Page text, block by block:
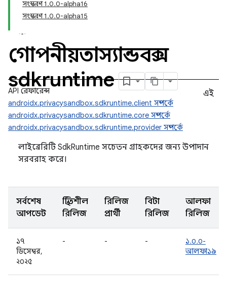
সংস্করণ 1.0.0-alpha16
সংস্করণ 1.0.0-alpha15
গোপনীয়তাস্যান্ডবক্স
sdkruntime
API রেফারেন্স
androidx.privacysandbox.sdkruntime.client সম্পর্কে
androidx.privacysandbox.sdkruntime.core সম্পর্কে
androidx.privacysandbox.sdkruntime.provider সম্পর্কে
এই
লাইব্রেরিটি SdkRuntime সচেতন গ্রাহকদের জন্য উপাদান
সরবরাহ করে।
সর্বশেষ
আপডেট
স্থিতিশীল
রিলিজ
রিলিজ
প্রার্থী
বিটা
রিলিজ
আলফা
রিলিজ
১৭
ডিসেম্বর,
২০২৫
- - -
১.০.০-
আলফা১৯